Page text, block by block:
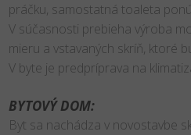
práčku, samostatná toaleta
V súčasnosti prebieha výroba
mieru a vstavaných skríň, ktoré
V byte je predpríprava na
BYTOVÝ DOM:
Byt sa nachádza v novostavbe